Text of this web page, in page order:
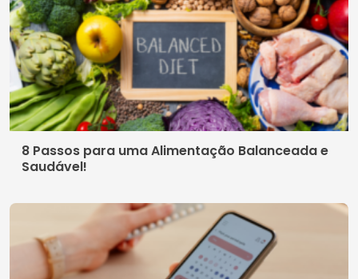
8 Passos para uma Alimentação Balanceada e
Saudável!